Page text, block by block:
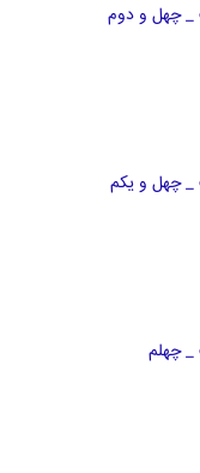
چهل و دوم
چهل و یکم
چهلم